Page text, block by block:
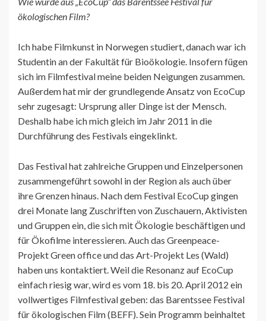
ökologischen Film?
Ich habe Filmkunst in Norwegen studiert, danach war ich
Studentin an der Fakultät für Bioökologie. Insofern fügen
sich im Filmfestival meine beiden Neigungen zusammen.
Außerdem hat mir der grundlegende Ansatz von EcoCup
sehr zugesagt: Ursprung aller Dinge ist der Mensch.
Deshalb habe ich mich gleich im Jahr 2011 in die
Durchführung des Festivals eingeklinkt.
Das Festival hat zahlreiche Gruppen und Einzelpersonen
zusammengeführt sowohl in der Region als auch über
ihre Grenzen hinaus. Nach dem Festival EcoCup gingen
drei Monate lang Zuschriften von Zuschauern, Aktivisten
und Gruppen ein, die sich mit Ökologie beschäftigen und
für Ökofilme interessieren. Auch das Greenpeace-
Projekt Green office und das Art-Projekt Les (Wald)
haben uns kontaktiert. Weil die Resonanz auf EcoCup
einfach riesig war, wird es vom 18. bis 20. April 2012 ein
vollwertiges Filmfestival geben: das Barentssee Festival
für ökologischen Film (BEFF). Sein Programm beinhaltet